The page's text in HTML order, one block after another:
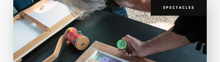
SPECTACLES